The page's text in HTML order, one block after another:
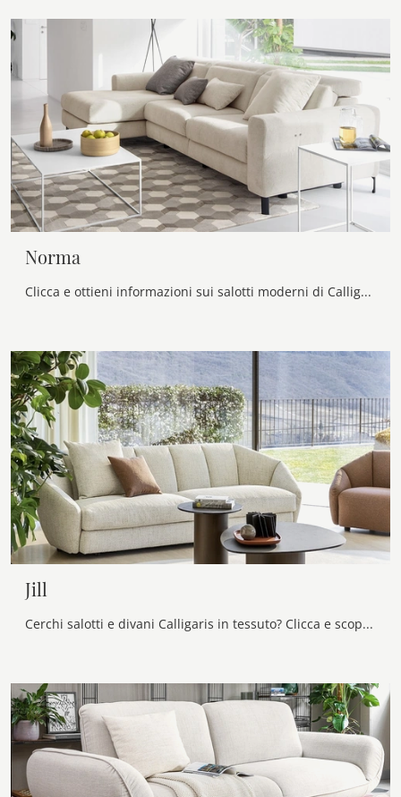
Norma
Clicca e ottieni informazioni sui salotti moderni di Calligaris! Molteplici modelli di divani, come Norma, ti aspettano.
Jill
Cerchi salotti e divani Calligaris in tessuto? Clicca e scopri di più sul modello Jill per spazi moderni.